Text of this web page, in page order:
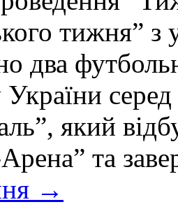
тижня”
два
який
та
→